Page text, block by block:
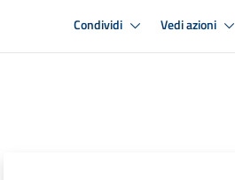
Condividi Vedi azioni